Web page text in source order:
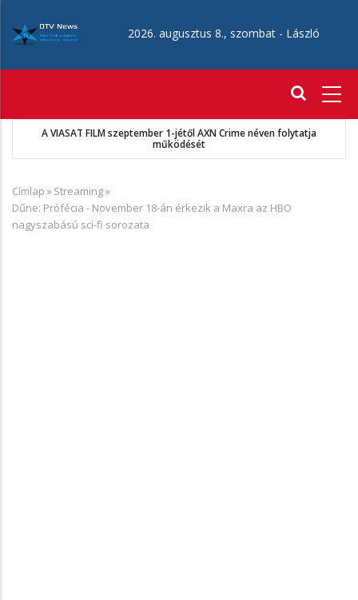
tartalomra
2026. augusztus 8., szombat - László
MKSZ-Sport TV megállapodás
Morzsa
Címlap »Streaming»
Dűne: Prófécia - November 18-án érkezik a Maxra az HBO
nagyszabású sci-fi sorozata